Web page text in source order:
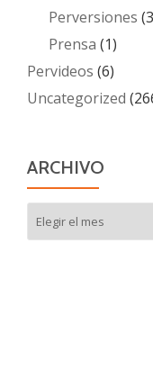
Perversiones
Prensa (1)
Pervideos (6)
Uncategorized
ARCHIVO